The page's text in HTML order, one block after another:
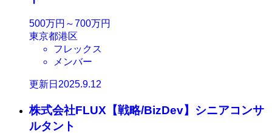
500万円～700万円
東京都港区
フレックス
メンバー
更新日2025.9.12
株式会社FLUX【戦略/BizDev】シニアコンサ
ルタント